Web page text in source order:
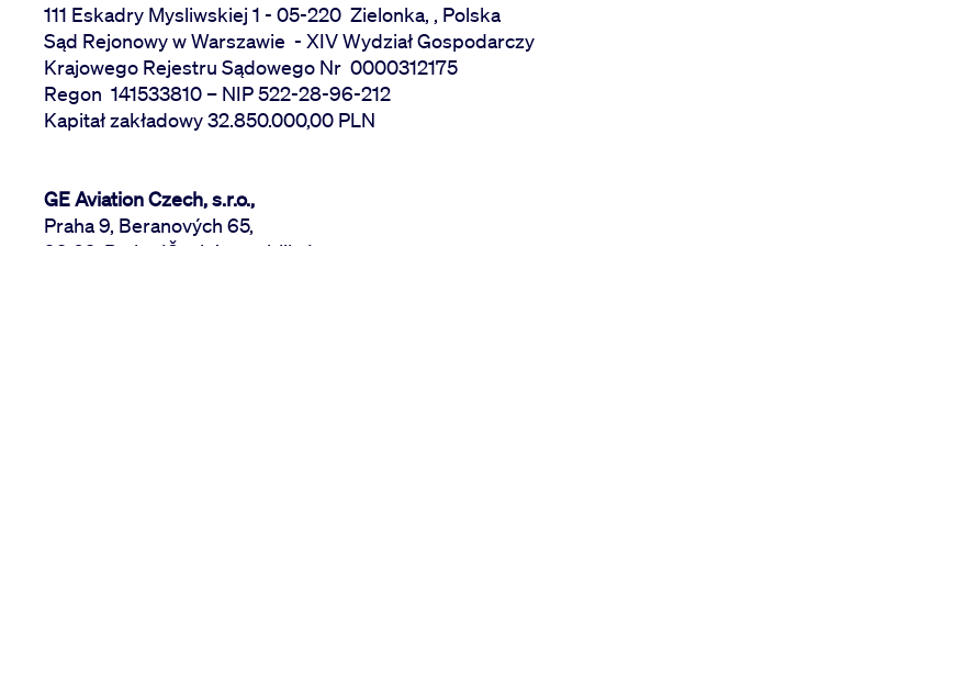
111 Eskadry Mysliwskiej 1 - 05-220 Zielonka, , Polska
Sąd Rejonowy w Warszawie - XIV Wydział Gospodarczy
Krajowego Rejestru Sądowego Nr 0000312175
Regon 141533810 – NIP 522-28-96-212
Kapitał zakładowy 32.850.000,00 PLN
GE Aviation Czech, s.r.o.,
Praha 9, Beranových 65,
99 02, Praha (Česká republika).